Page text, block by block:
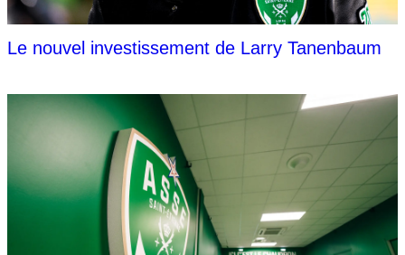
Le nouvel investissement de Larry Tanenbaum